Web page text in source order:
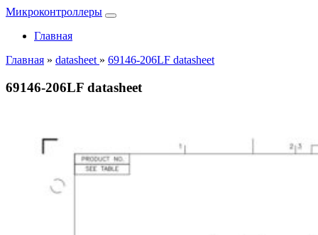
Микроконтроллеры
Главная
Главная » datasheet » 69146-206LF datasheet
69146-206LF datasheet